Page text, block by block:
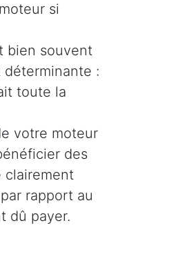
si
bien souvent
:
toute la
votre moteur
des
clairement
rapport au
dû payer.